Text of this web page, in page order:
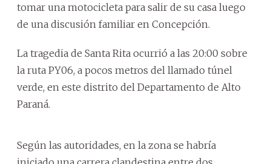
tomar una motocicleta para salir de su casa luego
de una discusión familiar en Concepción.
La tragedia de Santa Rita ocurrió a las 20:00 sobre
la ruta PY06, a pocos metros del llamado túnel
verde, en este distrito del Departamento de Alto
Paraná.
Según las autoridades, en la zona se habría